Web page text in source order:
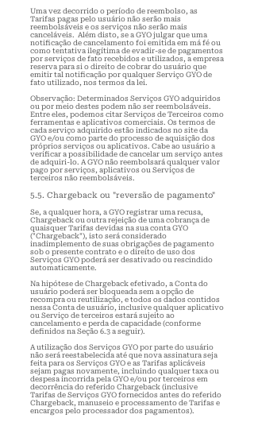
Uma vez decorrido o período de reembolso, as
Tarifas pagas pelo usuário não serão mais
reembolsáveis e os serviços não serão mais
canceláveis. Além disto, se a GYO julgar que uma
notificação de cancelamento foi emitida em má fé ou
como tentativa ilegítima de evadir-se de pagamentos
por serviços de fato recebidos e utilizados, a empresa
reserva para si o direito de cobrar do usuário que
emitir tal notificação por qualquer Serviço GYO de
fato utilizado, nos termos da lei.
Observação: Determinados Serviços GYO adquiridos
ou por meio destes podem não ser reembolsáveis.
Entre eles, podemos citar Serviços de Terceiros como
ferramentas e aplicativos comerciais. Os termos de
cada serviço adquirido estão indicados no site da
GYO e/ou como parte do processo de aquisição dos
próprios serviços ou aplicativos. Cabe ao usuário a
verificar a possibilidade de cancelar um serviço antes
de adquiri-lo. A GYO não reembolsará qualquer valor
pago por serviços, aplicativos ou Serviços de
terceiros não reembolsáveis.
5.5. Chargeback ou "reversão de pagamento"
Se, a qualquer hora, a GYO registrar uma recusa,
Chargeback ou outra rejeição de uma cobrança de
quaisquer Tarifas devidas na sua conta GYO
("Chargeback"), isto será considerado
inadimplemento de suas obrigações de pagamento
sob o presente contrato e o direito de uso dos
Serviços GYO poderá ser desativado ou rescindido
automaticamente.
Na hipótese de Chargeback efetivado, a Conta do
usuário poderá ser bloqueada sem a opção de
recompra ou reutilização, e todos os dados contidos
nessa Conta de usuário, inclusive qualquer aplicativo
ou Serviço de terceiros estará sujeito ao
cancelamento e perda de capacidade (conforme
definidos na Seção 6.3 a seguir).
A utilização dos Serviços GYO por parte do usuário
não será reestabelecida até que nova assinatura seja
feita para os Serviços GYO e as Tarifas aplicáveis
sejam pagas novamente, incluindo qualquer taxa ou
despesa incorrida pela GYO e/ou por terceiros em
decorrência do referido Chargeback (inclusive
Tarifas de Serviços GYO fornecidos antes do referido
Chargeback, manuseio e processamento de Tarifas e
encargos pelo processador dos pagamentos).